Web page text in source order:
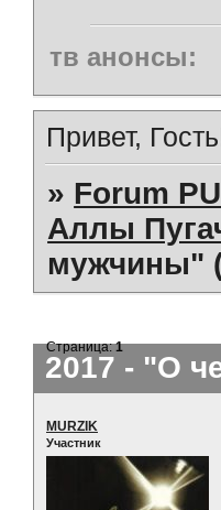
тв анонсы:
Привет,
» Forum
Аллы
мужчины"
2017 - "О
Страница:1
MURZIK
Участник